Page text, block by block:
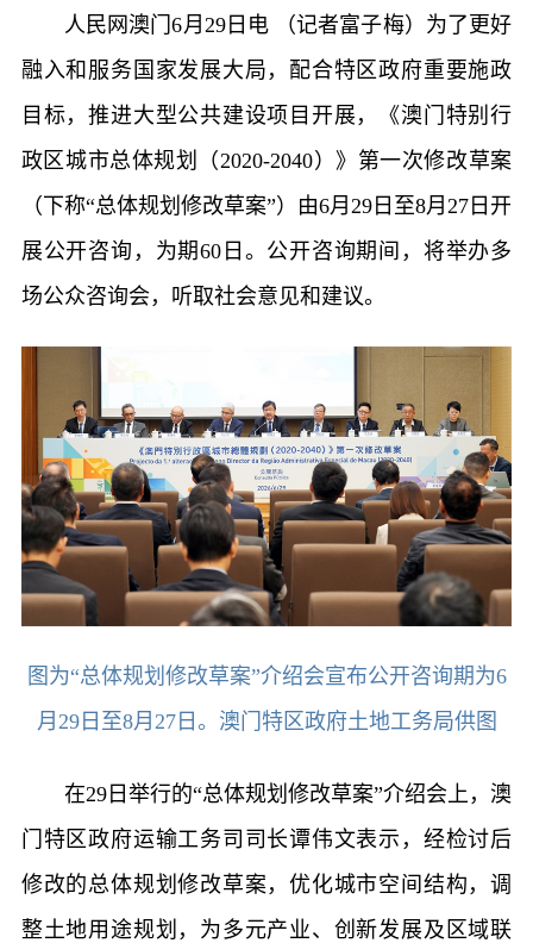
人民网澳门6月29日电 （记者富子梅）为了更好
融入和服务国家发展大局，配合特区政府重要施政
目标，推进大型公共建设项目开展，《澳门特别行
政区城市总体规划（2020-2040）》第一次修改草案
（下称“总体规划修改草案”）由6月29日至8月27日开
展公开咨询，为期60日。公开咨询期间，将举办多
场公众咨询会，听取社会意见和建议。
图为“总体规划修改草案”介绍会宣布公开咨询期为6
月29日至8月27日。澳门特区政府土地工务局供图
在29日举行的“总体规划修改草案”介绍会上，澳
门特区政府运输工务司司长谭伟文表示，经检讨后
修改的总体规划修改草案，优化城市空间结构，调
整土地用途规划，为多元产业、创新发展及区域联